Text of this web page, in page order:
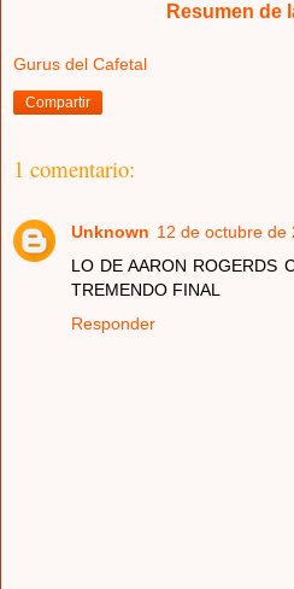
Resumen de
Gurus del Cafetal
Compartir
1 comentario:
Unknown 12 de octubre de
LO DE AARON ROGERDS
TREMENDO FINAL
Responder